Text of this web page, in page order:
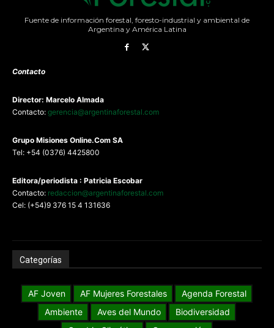
Fuente de información forestal, foresto-industrial y ambiental de
Argentina y América Latina
Contacto
Director: Marcelo Almada
Contacto: gerencia@argentinaforestal.com
Grupo Misiones Online.Com SA
Tel: +54 (0376) 4425800
Editora/periodista : Patricia Escobar
Contacto: redaccion@argentinaforestal.com
Cel: (+54)9 376 15 4 131636
Categorías
AF Joven AF Mujeres Forestales
Agenda Forestal
Ambiente
Aves del Mundo
Biodiversidad